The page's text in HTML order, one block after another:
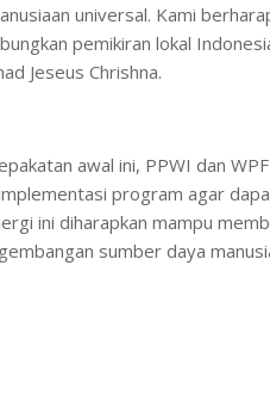
universal. Kami
pemikiran lokal
Jeseus Chrishna.
awal ini, PPWI dan
program agar
ini diharapkan mampu
sumber daya